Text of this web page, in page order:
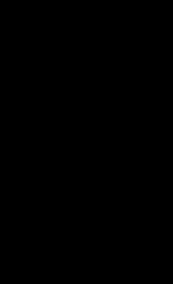
оттенки,
дополнять
из
Приятные
а эффект
на
а